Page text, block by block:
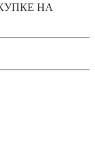
НА